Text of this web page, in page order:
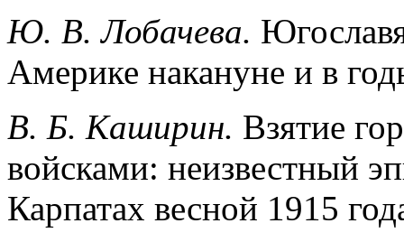
Ю. В. Лобачева.
Америке накануне и в
В. Б. Каширин. Взятие
войсками: неизвестный
Карпатах весной 1915